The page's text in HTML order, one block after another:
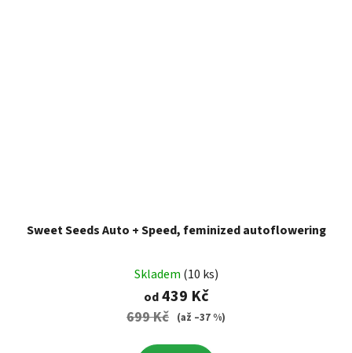
Sweet Seeds Auto + Speed, feminized autoflowering
Skladem (10 ks)
od439 Kč
699 Kč (až –37 %)